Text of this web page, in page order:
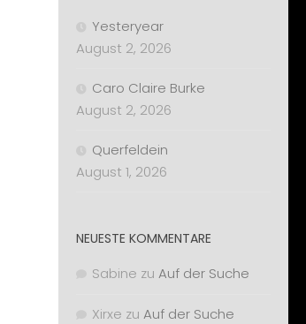
Yesteryear
August 2, 2026
Caro Claire Burke
August 2, 2026
Querfeldein
August 1, 2026
NEUESTE KOMMENTARE
Sabine zu Auf der Suche
Xirxe zu Auf der Suche